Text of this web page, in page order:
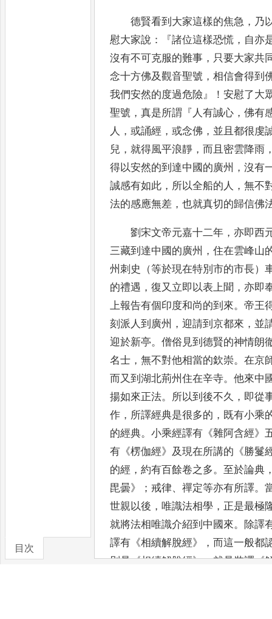
目次
德賢看到大家這樣的焦急 ， 乃
慰大家說 ：『諸位這樣恐慌 ， 自亦
沒有不可克服的難事 ， 只要大家共
念十方佛及觀音聖號 ，相信會得到
我們安然的度過危險』！安慰了大
聖號 ，真是所謂 『 人有誠心 ，佛有
人 ，或誦經 ，或念佛 ， 並且都很虔
兒 ，就得風平浪靜 ， 而且密雲降雨
得以安然的到達中國的廣州 ，沒有
誠感有如此 ， 所以全船的人 ，無不
法的感應無差 ，也就真切的歸信佛
劉宋文帝元嘉十二年 ，亦即西
三藏到達中國的廣州 ，住在雲峰山
州刺史（等於現在特別市的市長）
的禮遇 ，復 又立即以表上聞 ，亦即
上報告有個印度和尚的到來。帝王
刻派人到廣州 ，迎請到京都來 ， 並
迎於新亭。僧俗見到德賢的神情朗
名士 ，無不對他相當的欽崇。在京
而 又到湖北荊州住在辛寺。他來中
揚如來正法。 所以到後不久 ， 即從
作 ， 所譯經典是很多的 ， 既有小乘
的經典。小乘經譯有 《雜阿含經》
有 《楞伽經》 及現在所講的 《勝鬘
的經 ，約有百餘卷之多。 至於論典
毘曇》；戒律、禪定等亦有所譯。
世親以後 ，唯識法相學 ， 正是最極
就將法相唯識介紹到中國來。
除譯
譯有 《相續解脫經》， 而這一般都
別是《相續解脫經》，就是奘譯《